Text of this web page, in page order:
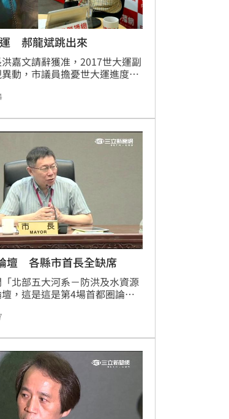
郝龍斌跳出來
嘉文請辭獲准，2017世大運副
動，市議員擔憂世大運進度，
龍斌挺身而出，表示世大運關
助的話，只要他提出要求，我
壇 各縣市首長全缺席
北部五大河系－防洪及水資源
，這是這是第4場首都圈論
的議題。不過，相較於之前柯
論壇，首長部分只有柯P在
、桃園、基隆市均僅派副手出